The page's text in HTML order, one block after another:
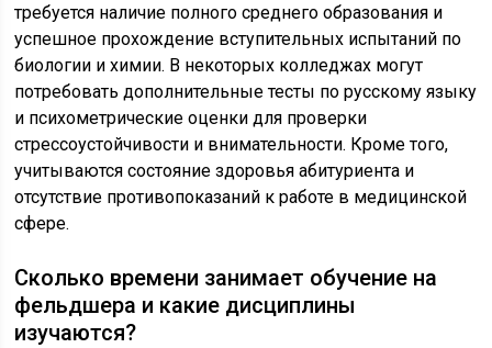
требуется наличие полного среднего образования и
успешное прохождение вступительных испытаний по
биологии и химии. В некоторых колледжах могут
потребовать дополнительные тесты по русскому языку
и психометрические оценки для проверки
стрессоустойчивости и внимательности. Кроме того,
учитываются состояние здоровья абитуриента и
отсутствие противопоказаний к работе в медицинской
сфере.
Сколько времени занимает обучение на
фельдшера и какие дисциплины
изучаются?